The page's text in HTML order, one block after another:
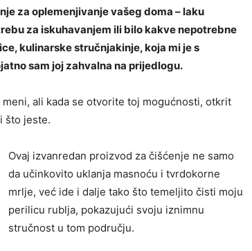
za oplemenjivanje vašeg doma – laku
za iskuhavanjem ili bilo kakve nepotrebne
kulinarske stručnjakinje, koja mi je s
sam joj zahvalna na prijedlogu.
ali kada se otvorite toj mogućnosti, otkrit
što jeste.
Ovaj izvanredan proizvod za čišćenje ne samo
da učinkovito uklanja masnoću i tvrdokorne
mrlje, već ide i dalje tako što temeljito čisti moju
perilicu rublja, pokazujući svoju iznimnu
stručnost u tom području.